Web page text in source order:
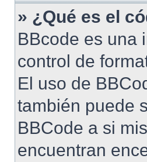
» ¿Qué es el
BBcode es una
control de
El uso de
también puede
BBCode a si
encuentran